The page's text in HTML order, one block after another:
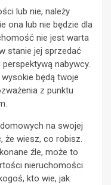
lub nie, należy
ona lub nie będzie dla
nie jest warta
stanie jej sprzedać
nabywcy.
będą twoje
z punktu
na swojej
że wiesz, co robisz.
źle, może to
nieruchomości.
kto wie, jak